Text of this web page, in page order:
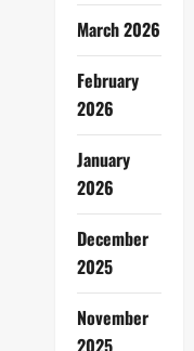
March 2026
February
2026
January
2026
December
2025
November
2025